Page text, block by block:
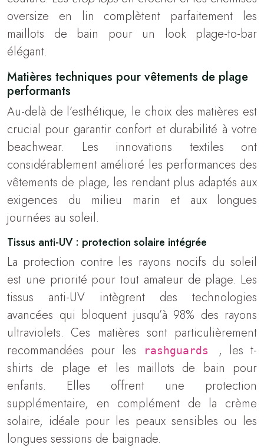
oversize en lin complètent parfaitement les
maillots de bain pour un look plage-to-bar
élégant.
Matières techniques pour vêtements de plage
performants
Au-delà de l’esthétique, le choix des matières est
crucial pour garantir confort et durabilité à votre
beachwear. Les innovations textiles ont
considérablement amélioré les performances des
vêtements de plage, les rendant plus adaptés aux
exigences du milieu marin et aux longues
journées au soleil.
Tissus anti-UV : protection solaire intégrée
La protection contre les rayons nocifs du soleil
est une priorité pour tout amateur de plage. Les
tissus anti-UV intègrent des technologies
avancées qui bloquent jusqu’à 98% des rayons
ultraviolets. Ces matières sont particulièrement
recommandées pour les
rashguards
, les t-
shirts de plage et les maillots de bain pour
enfants. Elles offrent une protection
supplémentaire, en complément de la crème
solaire, idéale pour les peaux sensibles ou les
longues sessions de baignade.